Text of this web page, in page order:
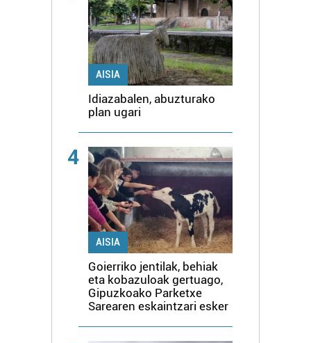
AISIA
Idiazabalen, abuzturako
plan ugari
4
AISIA
Goierriko jentilak, behiak
eta kobazuloak gertuago,
Gipuzkoako Parketxe
Sarearen eskaintzari esker